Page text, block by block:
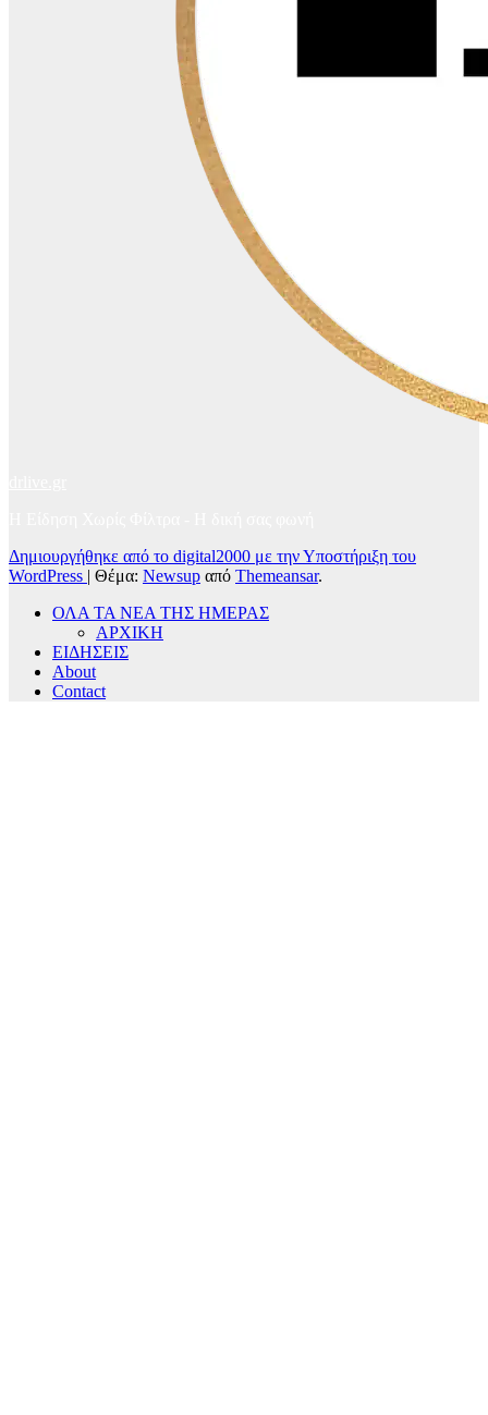
Δημιουργήθηκε από το digital2000 με την Υποστήριξη του
WordPress | Θέμα: Newsup από Themeansar.
ΟΛΑ ΤΑ ΝΕΑ ΤΗΣ ΗΜΕΡΑΣ
ΑΡΧΙΚΗ
ΕΙΔΗΣΕΙΣ
About
Contact